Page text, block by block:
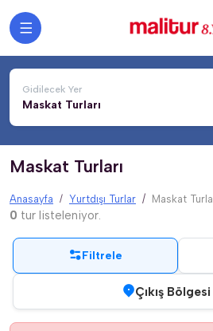
Gidilecek Yer
Maskat Turları
Maskat Turları
Anasayfa Yurtdışı Turlar Maskat
0 tur listeleniyor.
Filtrele
Çıkış